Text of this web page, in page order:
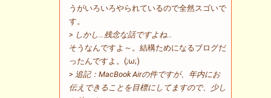
うがいろいろやられているので全然スゴいで
す。
> しかし…残念な話ですよね…
そうなんですよ～。結構ためになるブログだ
ったんですよ。(;ω;)
> 追記：MacBook Airの件ですが、年内にお
伝えできることを目標にしてますので、少し